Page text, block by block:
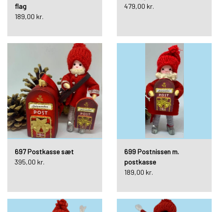
flag
189,00 kr.
479,00 kr.
697 Postkasse sæt
395,00 kr.
699 Postnissen m.
postkasse
189,00 kr.